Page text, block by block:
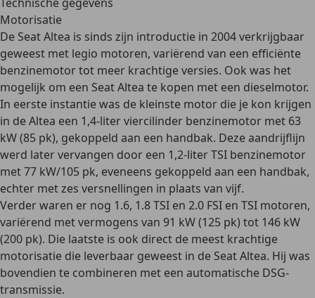
Motorisatie
De Seat Altea is sinds zijn introductie in 2004 verkrijgbaar
geweest met legio motoren, variërend van een efficiënte
benzinemotor tot meer krachtige versies. Ook was het
mogelijk om een Seat Altea te kopen met een dieselmotor.
In eerste instantie was de kleinste motor die je kon krijgen
in de Altea een 1,4-liter viercilinder benzinemotor met 63
kW (85 pk), gekoppeld aan een handbak. Deze aandrijflijn
werd later vervangen door een 1,2-liter TSI benzinemotor
met 77 kW/105 pk, eveneens gekoppeld aan een handbak,
echter met zes versnellingen in plaats van vijf.
Verder waren er nog 1.6, 1.8 TSI en 2.0 FSI en TSI motoren,
variërend met vermogens van 91 kW (125 pk) tot 146 kW
(200 pk). Die laatste is ook direct de meest krachtige
motorisatie die leverbaar geweest in de Seat Altea. Hij was
bovendien te combineren met een automatische DSG-
transmissie.